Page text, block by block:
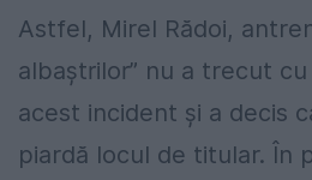
Astfel, Mirel Rădoi,
albaștrilor” nu a trecut
acest incident și a decis
piardă locul de titular. În